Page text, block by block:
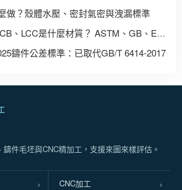
做？殼體水壓、密封氣密與洩漏標準
WCB、WCC、LCB、LCC是什麼材質？ ASTM、GB、EN、JIS鑄鋼牌號對照
鑄件公差標準：已取代GB/T 6414-2017
件毛坯與CNC精加工，支援來圖來樣評估。
CNC加工